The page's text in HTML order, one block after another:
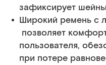
зафиксирует
Широкий ремень с
позволяет
пользователя,
при потере